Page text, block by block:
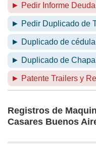
► Pedir Informe
► Pedir Duplicado de
► Duplicado de
► Duplicado de
► Patente Trailers y
Registros de
Casares Buenos